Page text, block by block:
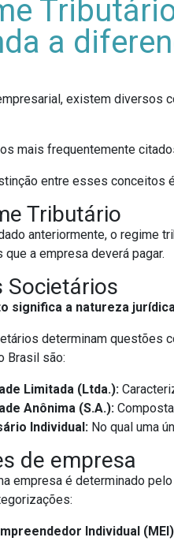
a
existem diversos
mais frequentemente
entre esses conceitos
Tributário
anteriormente, o regime
a empresa deverá pagar.
Societários
significa a natureza
determinam questões
Brasil são:
Limitada (Ltda.):
Anônima (S.A.):
Individual: No qual uma
de empresa
empresa é determinado
Individual (MEI)